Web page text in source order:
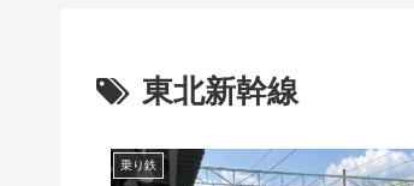
東北新幹線
乗り鉄